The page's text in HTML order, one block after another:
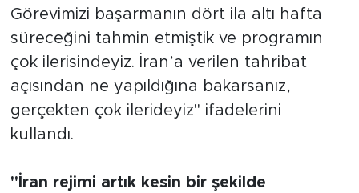
Görevimizi başarmanın dört ila altı hafta
süreceğini tahmin etmiştik ve programın
çok ilerisindeyiz. İran’a verilen tahribat
açısından ne yapıldığına bakarsanız,
gerçekten çok ilerideyiz" ifadelerini
kullandı.
"İran rejimi artık kesin bir şekilde